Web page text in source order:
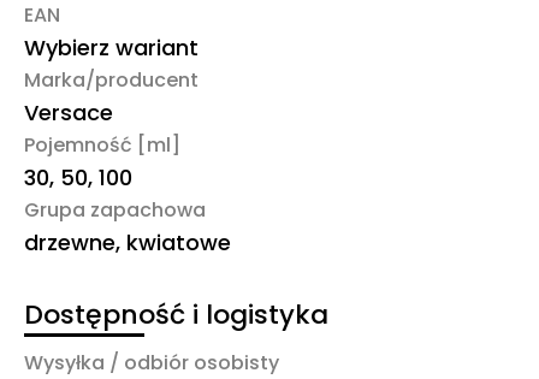
EAN
Wybierz wariant
Marka/producent
Versace
Pojemność [ml]
30, 50, 100
Grupa zapachowa
drzewne, kwiatowe
Dostępność i logistyka
Wysyłka / odbiór osobisty